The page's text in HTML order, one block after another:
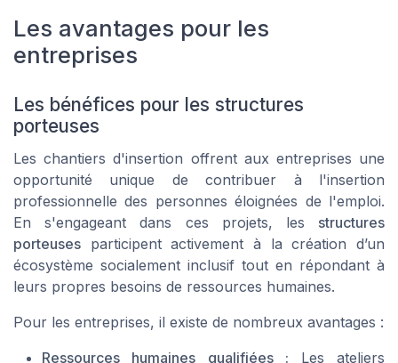
Les avantages pour les
entreprises
Les bénéfices pour les structures
porteuses
Les chantiers d'insertion offrent aux entreprises une
opportunité unique de contribuer à l'insertion
professionnelle des personneséloignées de l'emploi.
En s'engageant dans ces projets, les structures
porteuses participent activement à la création d’un
écosystème socialement inclusif tout en répondant à
leurs propres besoins de ressources humaines.
Pour les entreprises, il existe de nombreux avantages :
Ressources humaines qualifiées : Lesateliers